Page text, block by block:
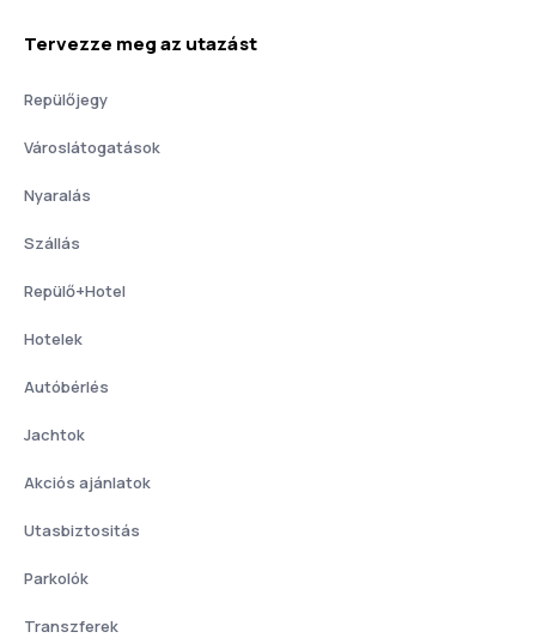
Tervezze meg az utazást
Repülőjegy
Városlátogatások
Nyaralás
Szállás
Repülő+Hotel
Hotelek
Autóbérlés
Jachtok
Akciós ajánlatok
Utasbiztositás
Parkolók
Transzferek